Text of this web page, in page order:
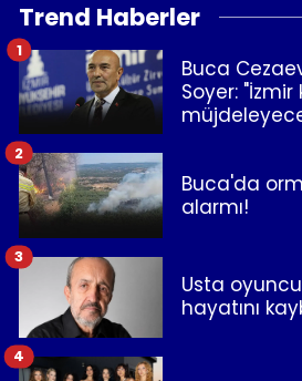
Trend Haberler
Buca
Soyer:
1
Buca'da
alarmı!
2
Usta
hayatını
3
4